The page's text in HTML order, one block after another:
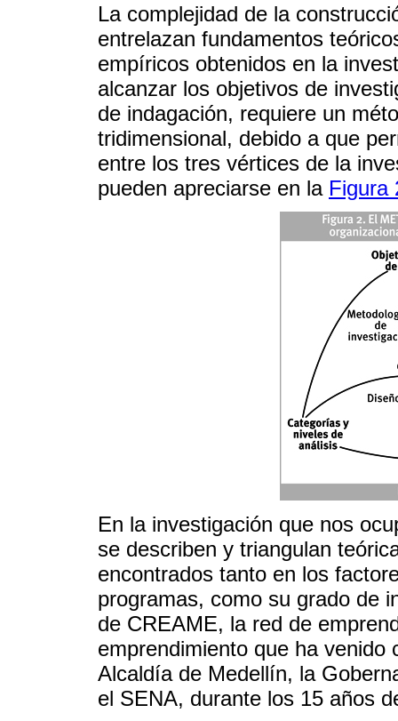
La complejidad de la
entrelazan fundamentos
empíricos obtenidos en la
alcanzar los objetivos de
de indagación, requiere un
tridimensional, debido a que
entre los tres vértices de la
pueden apreciarse en la Figura
En la investigación que nos
se describen y triangulan
encontrados tanto en los
programas, como su grado de
de CREAME, la red de
emprendimiento que ha venido
Alcaldía de Medellín, la
el SENA, durante los 15 años